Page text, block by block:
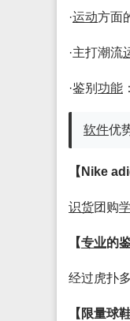
·运动方面
·主打潮流
·鉴别 功能
软件优
【Nike
识货团购
【专业的
经过虎扑
【限量球